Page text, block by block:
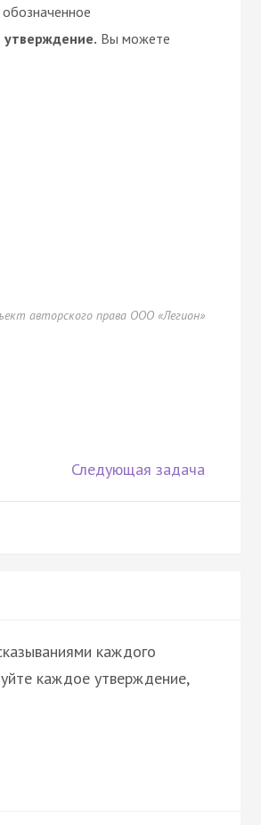
Вы можете
авторского права ООО «Легион»
Следующая задача
каждого
каждое утверждение,